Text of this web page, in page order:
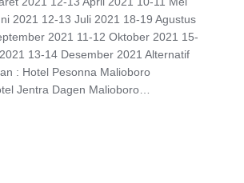
2021 12-13 Juli 2021 18-19 Agustus
2021 11-12 Oktober 2021 15-
13-14 Desember 2021 Alternatif
: Hotel Pesonna Malioboro
Jentra Dagen Malioboro…